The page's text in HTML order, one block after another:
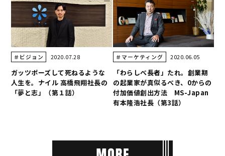
＃ビジョン 2020.07.28
ガッツポーズして死ねるような
人生を。ナイル 高橋飛翔社長の
「夢と志」（第１話）
＃マーケティング 2020.06.05
「わらしべ長者」たれ。創業期
の起業家が真似るべき、0からの
付加価値創出方法 MS-Japan
有本隆浩社長（第3話）